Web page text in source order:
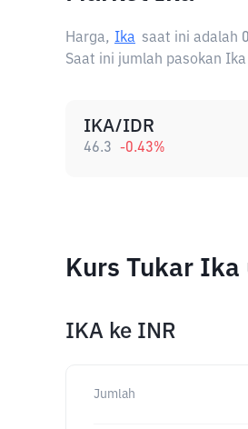
Harga, Ika saat ini adalah
Saat ini jumlah pasokan
IKA/IDR
46.3 -0.43%
Kurs Tukar
IKA ke INR
Jumlah